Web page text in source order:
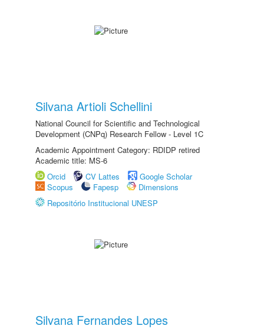
Silvana Artioli Schellini
National Council for Scientific and Technological
Development (CNPq) Research Fellow - Level 1C
Academic Appointment Category: RDIDP retired
Academic title: MS-6
Orcid
CV Lattes
Google Scholar
Scopus
Fapesp
Dimensions
Repositório Institucional UNESP
Silvana Fernandes Lopes